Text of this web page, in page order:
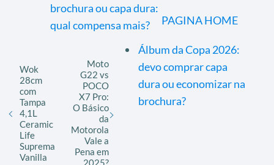
brochura ou capa dura:
qual compensa mais?
Álbum da Copa 2026:
devo comprar capa
dura ou economizar na
brochura?
PAGINA HOME
Wok
28cm
com
Tampa
4,1L
Ceramic
Life
Suprema
Vanilla
Moto
G22 vs
POCO
X7 Pro:
O Básico
da
Motorola
Vale a
Pena em
2025?